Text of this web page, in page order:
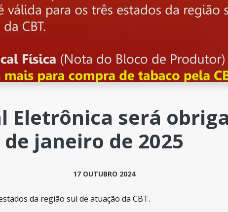
Eletrônica será
janeiro de 2025
17 OUTUBRO 2024
da região sul de atuação da CBT.